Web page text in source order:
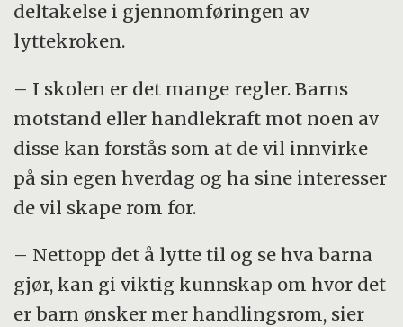
deltakelse i gjennomføringen av
lyttekroken.
– I skolen er det mange regler. Barns
motstand eller handlekraft mot noen av
disse kan forstås som at de vil innvirke
på sin egen hverdag og ha sine interesser
de vil skape rom for.
– Nettopp det å lytte til og se hva barna
gjør, kan gi viktig kunnskap om hvor det
er barn ønsker mer handlingsrom, sier